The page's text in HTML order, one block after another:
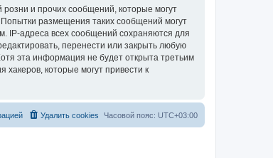
и прочих сообщений, которые могут
размещения таких сообщений могут
IP-адреса всех сообщений сохраняются для
перенести или закрыть любую
эта информация не будет открыта третьим
которые могут привести к
Часовой пояс: UTC+03:00
Удалить cookies